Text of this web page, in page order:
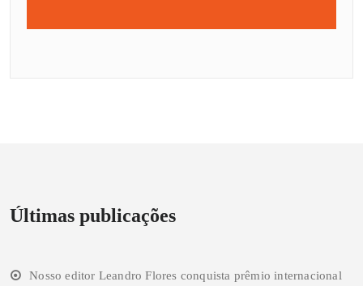
Últimas publicações
Nosso editor Leandro Flores conquista prêmio internacional